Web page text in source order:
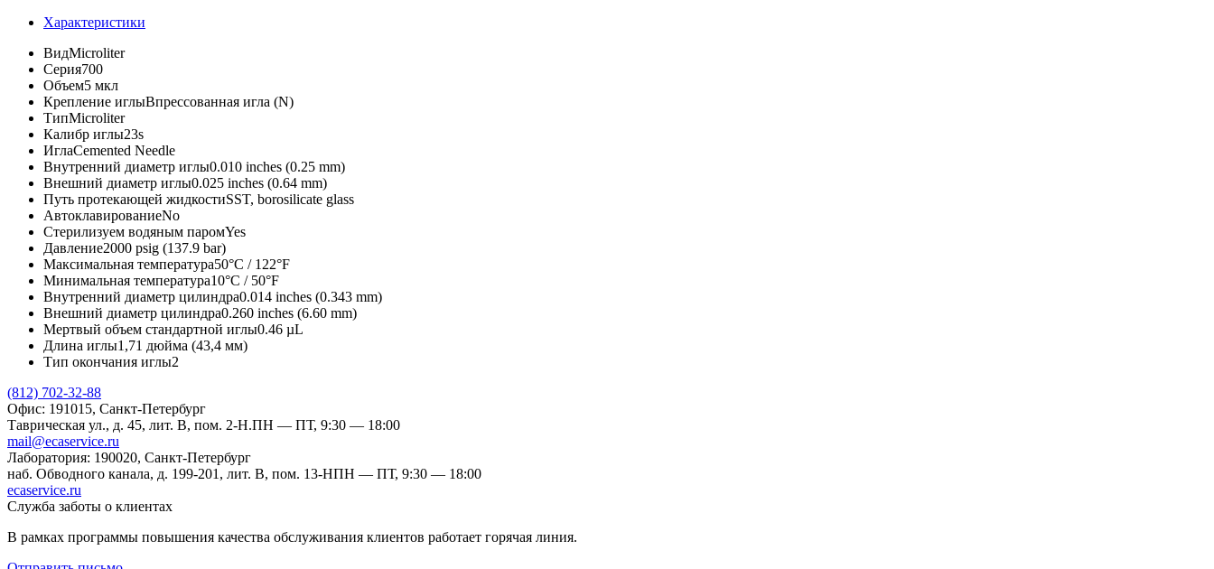
Характеристики
ВидMicroliter
Серия700
Объем5 мкл
Крепление иглыВпрессованная игла (N)
ТипMicroliter
Калибр иглы23s
ИглаCemented Needle
Внутренний диаметр иглы0.010 inches (0.25 mm)
Внешний диаметр иглы0.025 inches (0.64 mm)
Путь протекающей жидкостиSST, borosilicate glass
АвтоклавированиеNo
Стерилизуем водяным паромYes
Давление2000 psig (137.9 bar)
Максимальная температура50°C / 122°F
Минимальная температура10°C / 50°F
Внутренний диаметр цилиндра0.014 inches (0.343 mm)
Внешний диаметр цилиндра0.260 inches (6.60 mm)
Мертвый объем стандартной иглы0.46 µL
Длина иглы1,71 дюйма (43,4 мм)
Тип окончания иглы2
(812) 702-32-88
Офис: 191015, Санкт-Петербург
Таврическая ул., д. 45, лит. В, пом. 2-Н.ПН — ПТ, 9:30 — 18:00
mail@ecaservice.ru
Лаборатория: 190020, Санкт-Петербург
наб. Обводного канала, д. 199-201, лит. В, пом. 13-НПН — ПТ, 9:30 — 18:00
ecaservice.ru
Служба заботы о клиентах
В рамках программы повышения качества обслуживания клиентов работает горячая линия.